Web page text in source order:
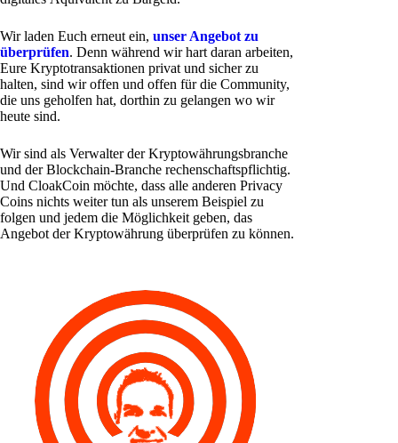
Wir laden Euch erneut ein, unser Angebot zu
überprüfen. Denn während wir hart daran arbeiten,
Eure Kryptotransaktionen privat und sicher zu
halten, sind wir offen und offen für die Community,
die uns geholfen hat, dorthin zu gelangen wo wir
heute sind.
Wir sind als Verwalter der Kryptowährungsbranche
und der Blockchain-Branche rechenschaftspflichtig.
Und CloakCoin möchte, dass alle anderen Privacy
Coins nichts weiter tun als unserem Beispiel zu
folgen und jedem die Möglichkeit geben, das
Angebot der Kryptowährung überprüfen zu können.